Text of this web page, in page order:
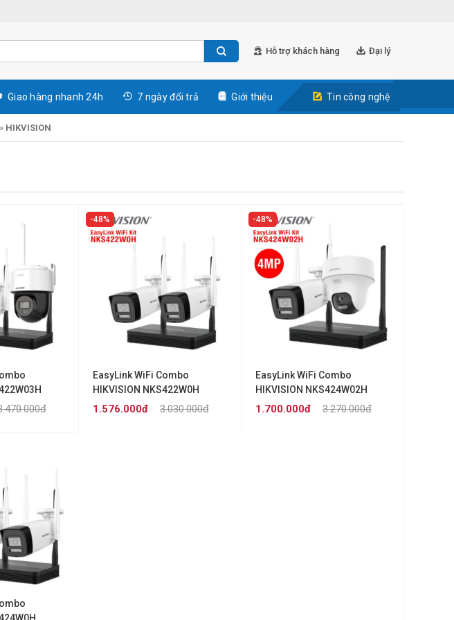
Hỗ trợ khách hàng Đại lý
Giao hàng nhanh 24h 7 ngày đổi trả Giới thiệu Tin công nghệ
» HIKVISION
48%
EasyLink WiFi Combo
HIKVISION NKS422W0H
(2MP)
3.030.000đ
1.576.000đ
48%
EasyLink WiFi Combo
HIKVISION NKS424W02H
(4MP)
3.270.000đ
1.700.000đ